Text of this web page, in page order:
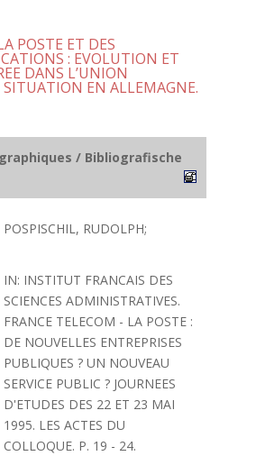
POSTE ET DES
: EVOLUTION ET
DANS L’UNION
SITUATION EN ALLEMAGNE.
/ Bibliografische
POSPISCHIL, RUDOLPH;
IN: INSTITUT FRANCAIS DES
SCIENCES ADMINISTRATIVES.
FRANCE TELECOM - LA POSTE :
DE NOUVELLES ENTREPRISES
PUBLIQUES ? UN NOUVEAU
SERVICE PUBLIC ? JOURNEES
D'ETUDES DES 22 ET 23 MAI
1995. LES ACTES DU
COLLOQUE. P. 19 - 24.